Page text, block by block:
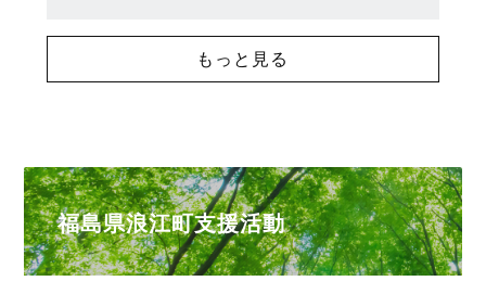
もっと見る
福島県浪江町支援活動